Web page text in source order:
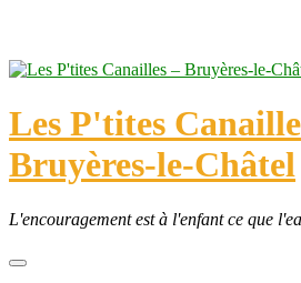
Skip
content
Les P'tites
Bruyères-le-Châtel
L'encouragement est à l'enfant ce que